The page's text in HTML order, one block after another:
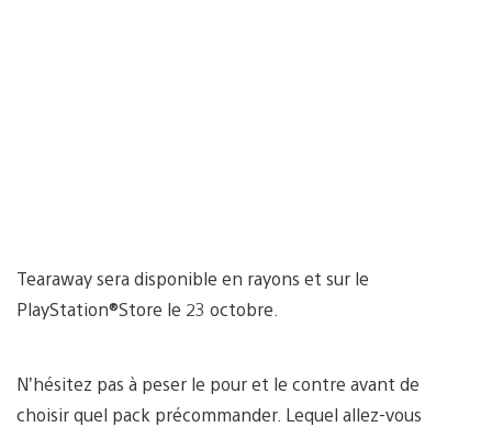
Tearaway sera disponible en rayons et sur le
PlayStation®Store le 23 octobre.
N’hésitez pas à peser le pour et le contre avant de
choisir quel pack précommander. Lequel allez-vous